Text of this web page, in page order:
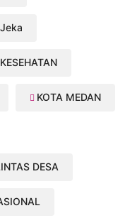
Jeka
KESEHATAN
KOTA MEDAN
DESA